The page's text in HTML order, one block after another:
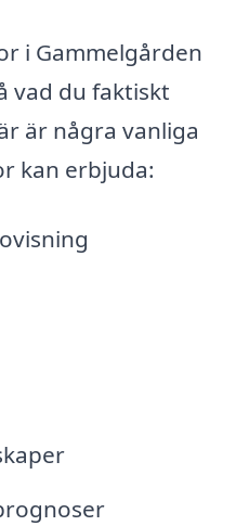
i Gammelgården
vad du faktiskt
är några vanliga
kan erbjuda: